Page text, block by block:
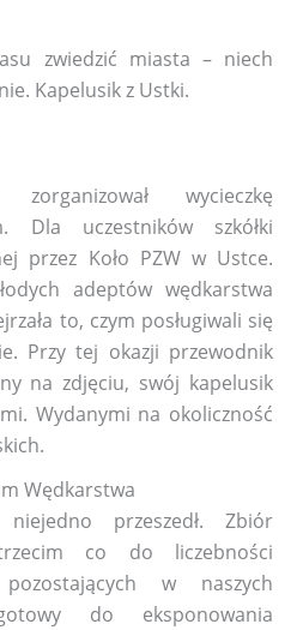
zwiedzić miasta – niech
Kapelusik z Ustki.
wycieczkę
Dla uczestników szkółki
przez Koło PZW w Ustce.
adeptów wędkarstwa
to, czym posługiwali się
Przy tej okazji przewodnik
na zdjęciu, swój kapelusik
Wydanymi na okoliczność
przeszedł. Zbiór
co do liczebności
w naszych
do eksponowania